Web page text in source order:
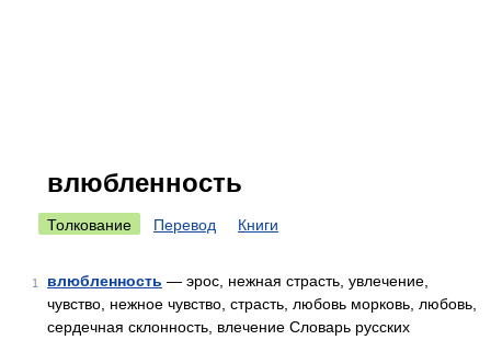
влюбленность
Толкование Перевод Книги
1 влюбленность — эрос, нежная страсть, увлечение,
чувство, нежное чувство, страсть, любовь морковь, любовь,
сердечная склонность, влечение Словарь русских